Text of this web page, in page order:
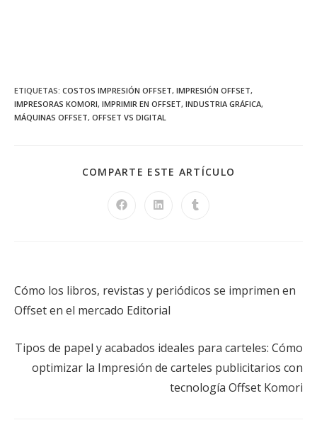
ETIQUETAS: COSTOS IMPRESIÓN OFFSET, IMPRESIÓN OFFSET,
IMPRESORAS KOMORI, IMPRIMIR EN OFFSET, INDUSTRIA GRÁFICA,
MÁQUINAS OFFSET, OFFSET VS DIGITAL
COMPARTE ESTE ARTÍCULO
Cómo los libros, revistas y periódicos se imprimen en
Offset en el mercado Editorial
Tipos de papel y acabados ideales para carteles: Cómo
optimizar la Impresión de carteles publicitarios con
tecnología Offset Komori